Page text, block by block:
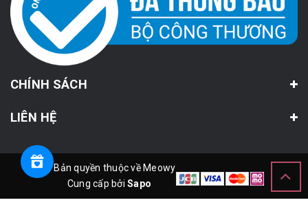
CHÍNH SÁCH
LIÊN HỆ
© Bản quyền thuộc về Meowy
Cung cấp bởiSapo